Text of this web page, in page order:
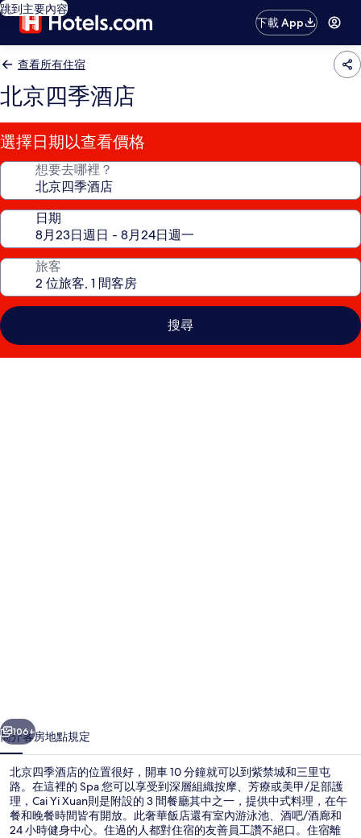
跳到主要內容
下載 App
查看所有住宿
北京四季酒店
選擇日期以查看價格
想要去哪裡？
日期
旅客
搜尋
相
片
集
個 下一個
106+
簡介客房地點規定
北京四季酒店的位置很好，開車 10 分鐘就可以到紫禁城和三里屯
路。在這裡的 Spa 您可以享受到深層組織按摩、芳療或美甲/足部護
理，Cai Yi Xuan則是附設的 3 間餐廳其中之一，提供中式料理，在午
餐和晚餐時間皆有開放。此奢華飯店還有室內游泳池、酒吧/酒廊和
24 小時健身中心。住過的人都對住宿的友善員工讚不絕口。住宿離